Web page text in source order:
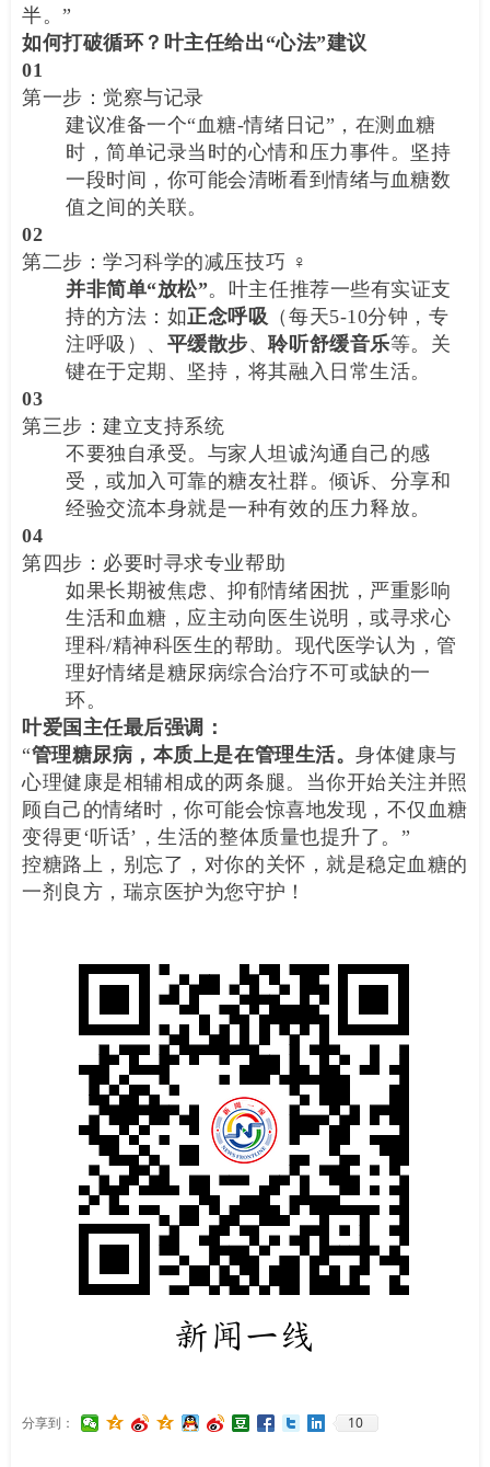
半。”
如何打破循环？叶主任给出“心法”建议
01
第一步：觉察与记录
建议准备一个“血糖-情绪日记”，在测血糖
时，简单记录当时的心情和压力事件。坚持
一段时间，你可能会清晰看到情绪与血糖数
值之间的关联。
02
第二步：学习科学的减压技巧 ♀️
并非简单“放松”。叶主任推荐一些有实证支
持的方法：如正念呼吸 （每天5-10分钟，专
注呼吸）、 平缓散步、聆听舒缓音乐等。关
键在于定期、坚持，将其融入日常生活。
03
第三步：建立支持系统
不要独自承受。与家人坦诚沟通自己的感
受，或加入可靠的糖友社群。倾诉、分享和
经验交流本身就是一种有效的压力释放。
04
第四步：必要时寻求专业帮助
如果长期被焦虑、抑郁情绪困扰，严重影响
生活和血糖，应主动向医生说明，或寻求心
理科/精神科医生的帮助。现代医学认为，管
理好情绪是糖尿病综合治疗不可或缺的一
环。
叶爱国主任最后强调：
“管理糖尿病，本质上是在管理生活。身体健康与
心理健康是相辅相成的两条腿。当你开始关注并照
顾自己的情绪时，你可能会惊喜地发现，不仅血糖
变得更‘听话’，生活的整体质量也提升了。”
控糖路上，别忘了，对你的关怀，就是稳定血糖的
一剂良方，瑞京医护为您守护！
分享到： 10